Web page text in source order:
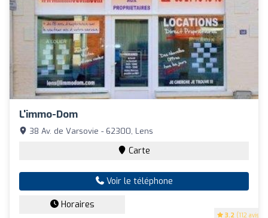
L'immo-Dom
3.2 (112 avis)
38 Av. de Varsovie - 62300, Lens
Carte
Voir le téléphone
Horaires